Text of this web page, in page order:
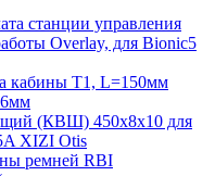
станции управления
Overlay, для Bionic5
кабины T1, L=150мм
(КВШ) 450х8х10 для
XIZI Otis
ремней RBI